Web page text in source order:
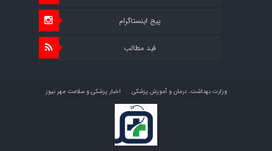
پیج اینستاگرام
فید مطالب
وزارت بهداشت، درمان و آموزش پزشکی اخبار پزشکی و سلامت مهر نیوز
اخبار اقتصاد سلامت اقتصاد آنلاین